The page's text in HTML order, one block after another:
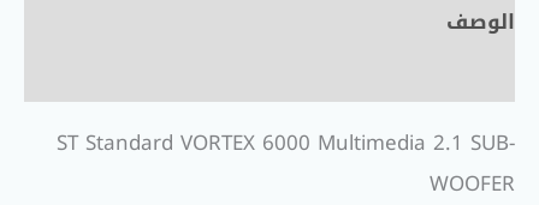
الوصف
ST Standard VORTEX 6000 Multimedia 2.1 SUB-
WOOFER